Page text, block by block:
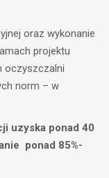
oraz wykonanie
projektu
oczyszczalni
norm – w
uzyska ponad 40
ponad 85%-